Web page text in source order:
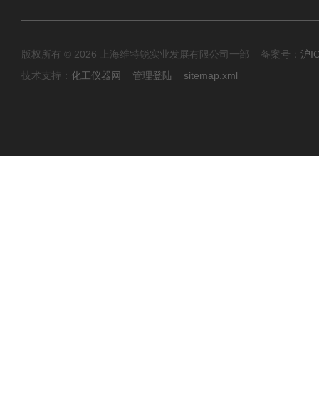
版权所有 © 2026 上海维特锐实业发展有限公司一部 备案号： 沪
技术支持： 化工仪器网 管理登陆 sitemap.xml